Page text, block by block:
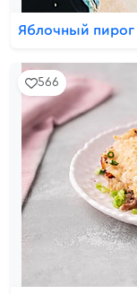
Яблочный пирог
566